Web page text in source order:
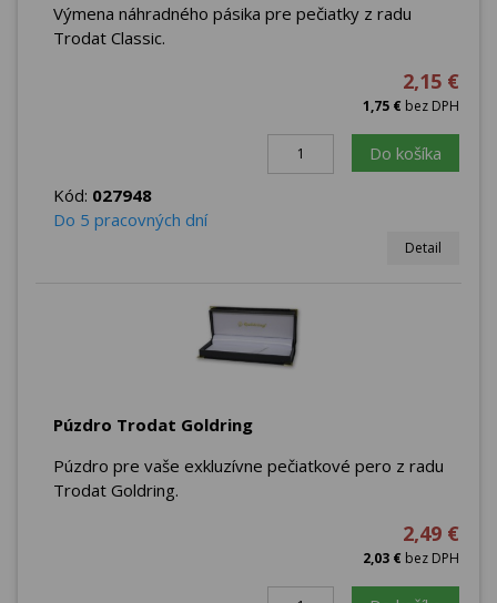
Výmena náhradného pásika pre pečiatky z radu
Trodat Classic.
2,15 €
1,75 € bez DPH
Do košíka
Kód: 027948
Do 5 pracovných dní
Detail
Púzdro Trodat Goldring
Púzdro pre vaše exkluzívne pečiatkové pero z radu
Trodat Goldring.
2,49 €
2,03 € bez DPH